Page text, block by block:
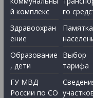
й комплекс
Здравоохран
ение
Образование
, дети
ГУ МВД
России по СО
го
Памятка
Выбор
тарифа